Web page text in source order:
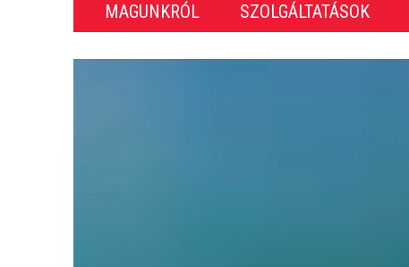
MAGUNKRÓL SZOLGÁLTATÁSOK